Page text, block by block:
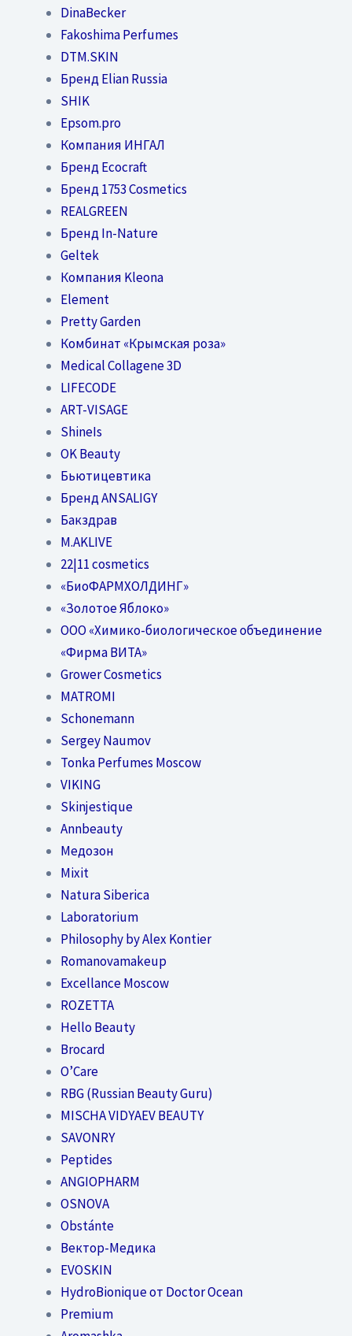
DinaBecker
Fakoshima Perfumes
DTM.SKIN
Бренд Elian Russia
SHIK
Epsom.pro
Компания ИНГАЛ
Бренд Ecocraft
Бренд 1753 Cosmetics
REALGREEN
Бренд In-Nature
Geltek
Компания Kleona
Element
Pretty Garden
Комбинат «Крымская роза»
Medical Collagene 3D
LIFECODE
ART-VISAGE
ShineIs
OK Beauty
Бьютицевтика
Бренд ANSALIGY
Бакздрав
M.AKLIVE
22|11 cosmetics
«БиоФАРМХОЛДИНГ»
«Золотое Яблоко»
OOO «Химико-биологическое объединение
«Фирма ВИТА»
Grower Cosmetics
MATROMI
Schonemann
Sergey Naumov
Tonka Perfumes Moscow
VIKING
Skinjestique
Annbeauty
Медозон
Mixit
Natura Siberica
Laboratorium
Philosophy by Alex Kontier
Romanovamakeup
Excellance Moscow
ROZETTA
Hello Beauty
Brocard
O’Care
RBG (Russian Beauty Guru)
MISCHA VIDYAEV BEAUTY
SAVONRY
Peptides
ANGIOPHARM
OSNOVA
Obstánte
Вектор-Медика
EVOSKIN
HydroBionique от Doctor Ocean
Premium